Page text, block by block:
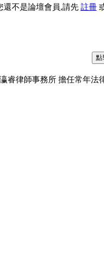
還不是論壇會員,請先 註冊
瀛睿律師事務所 擔任常年法